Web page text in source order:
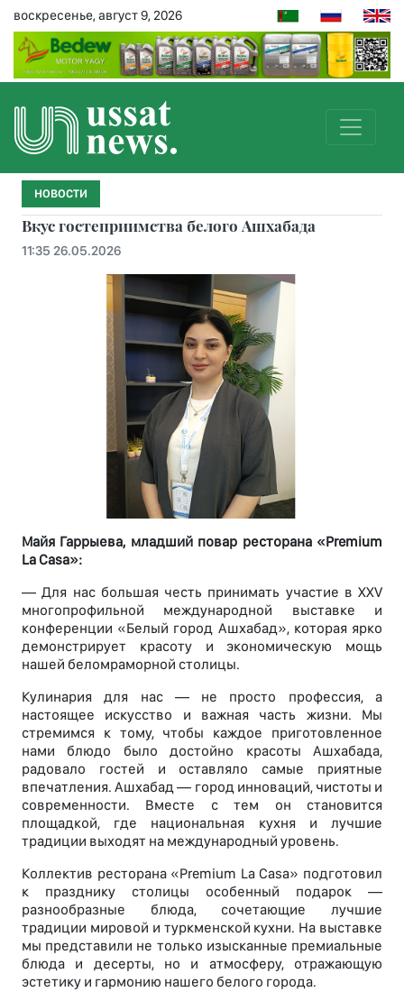
воскресенье, август 9, 2026
НОВОСТИ
Вкус гостеприимства белого Ашхабада
11:35 26.05.2026
Майя Гаррыева, младший повар ресторана «Premium
La Casa»:
— Для нас большая честь принимать участие в XXV
многопрофильной международной выставке и
конференции «Белый город Ашхабад», которая ярко
демонстрирует красоту и экономическую мощь
нашей беломраморной столицы.
Кулинария для нас — не просто профессия, а
настоящее искусство и важная часть жизни. Мы
стремимся к тому, чтобы каждое приготовленное
нами блюдо было достойно красоты Ашхабада,
радовало гостей и оставляло самые приятные
впечатления. Ашхабад — город инноваций, чистоты и
современности. Вместе с тем он становится
площадкой, где национальная кухня и лучшие
традиции выходят на международный уровень.
Коллектив ресторана «Premium La Casa» подготовил
к празднику столицы особенный подарок —
разнообразные блюда, сочетающие лучшие
традиции мировой и туркменской кухни. На выставке
мы представили не только изысканные премиальные
блюда и десерты, но и атмосферу, отражающую
эстетику и гармонию нашего белого города.